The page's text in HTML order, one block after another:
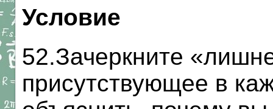
Условие
52.Зачеркните
присутствующее в